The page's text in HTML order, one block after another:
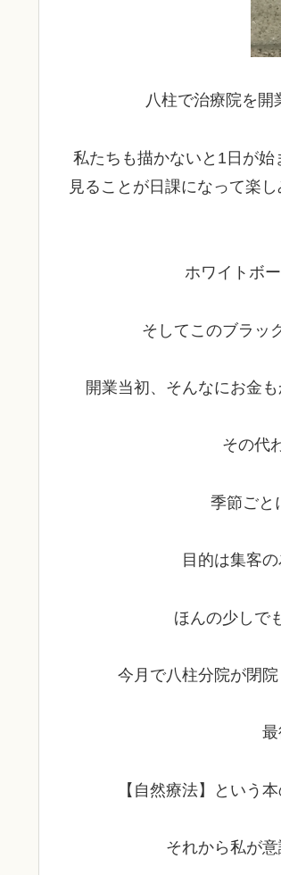
八柱で治療院を
私たちも描かないと1日が
見ることが日課になって楽
ホワイトボ
そしてこのブラッ
開業当初、そんなにお金
その代
季節ごと
目的は集客
ほんの少しで
今月で八柱分院が閉
最
【自然療法】という
それから私が